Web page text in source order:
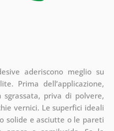
aderiscono meglio su
Prima dell’applicazione,
priva di polvere,
vernici. Le superfici ideali
solide e asciutte o le pareti